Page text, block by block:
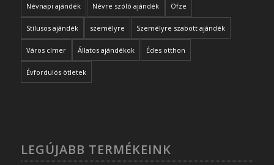
Névnapi ajándék Névre szóló ajándék Ofze
Stílusos ajándék személyre Személyre szabott ajándék
Város címer Állatos ajándékok Édes otthon
Évfordulós ötletek
LEGÚJABB TERMÉKEINK